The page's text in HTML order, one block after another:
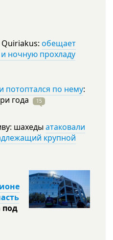
обещает
ночную прохладу
потоптался по нему:
года 15
шахеды атаковали
крупной
под